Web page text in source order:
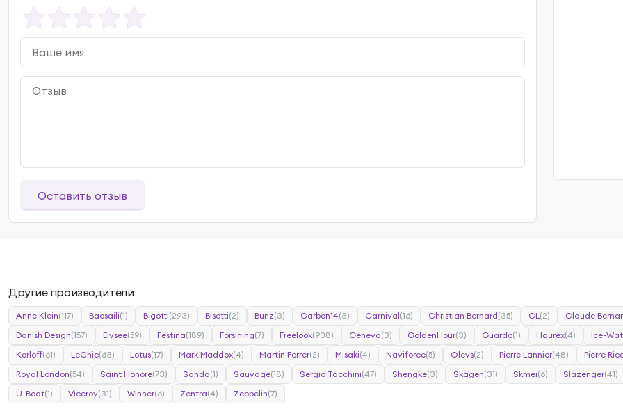
Оставить отзыв
Другие производители
Anne Klein(117) Baosaili(1) Bigotti(293) Bisetti(2) Bunz(3) Carbon14(3) Carnival(16) Christian Bernard(35) CL(2) Claude
Danish Design(157) Elysee(59) Festina(189) Forsining(7) Freelook(908) Geneva(3) GoldenHour(3) Guardo(1) Haurex(4) Ice-
Korloff(61) LeChic(63) Lotus(17) Mark Maddox(4) Martin Ferrer(2) Misaki(4) Naviforce(5) Olevs(2) Pierre Lannier(48) Pierre
Royal London(54) Saint Honore(73) Sanda(1) Sauvage(18) Sergio Tacchini(47) Shengke(3) Skagen(31) Skmei(6) Slazenger(41)
U-Boat(1) Viceroy(31) Winner(6) Zentra(4) Zeppelin(7)